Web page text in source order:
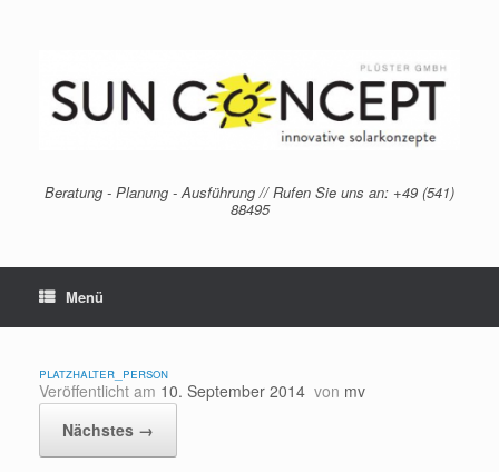
Beratung - Planung - Ausführung // Rufen Sie uns an: +49 (541)
88495
Menü
platzhalter_person
Veröffentlicht am 10. September 2014 von mv
Nächstes →